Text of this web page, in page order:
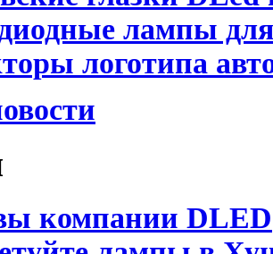
лампы
логотипа
компании DLED